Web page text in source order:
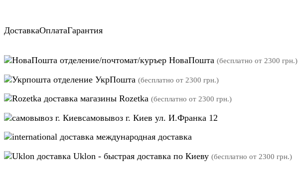
ДоставкаОплатаГарантия
отделение/почтомат/куръер НоваПошта (бесплатно от 2300 грн.)
отделение УкрПошта (бесплатно от 2300 грн.)
магазины Rozetka (бесплатно от 2300 грн.)
самовывоз г. Киев ул. И.Франка 12
международная доставка
Uklon - быстрая доставка по Киеву (бесплатно от 2300 грн.)